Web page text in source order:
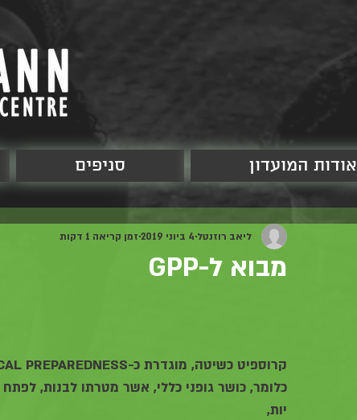
סניפים אודות המועדון
מבוא ל-GPP
ליאב רוזנטל 4 ביוני 2019 זמן קריאה 1 דקות
קרוספיט כשיטה, מוגדרת כ-PREPAREDNESS,
כלומר, כושר גופני כללי, אשר מטרתו לבנות, לפתח
יות,